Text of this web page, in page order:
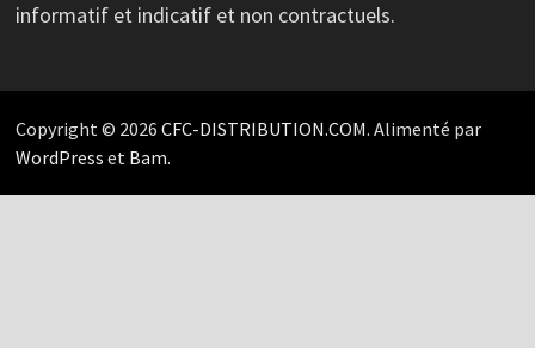
informatif et indicatif et non contractuels.
Copyright © 2026 CFC-DISTRIBUTION.COM. Alimenté par
WordPress et Bam.